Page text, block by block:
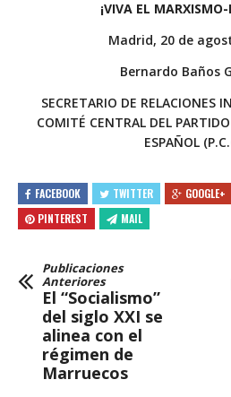
¡VIVA EL
Madrid, 20 de
Bernardo Baños
SECRETARIO DE RELACIONES
COMITÉ CENTRAL DEL
ESPAÑOL
FACEBOOK TWITTER GOOGLE+
PINTEREST
MAIL
Publicaciones
Anteriores
El “Socialismo”
del siglo XXI se
alinea con el
régimen de
Marruecos